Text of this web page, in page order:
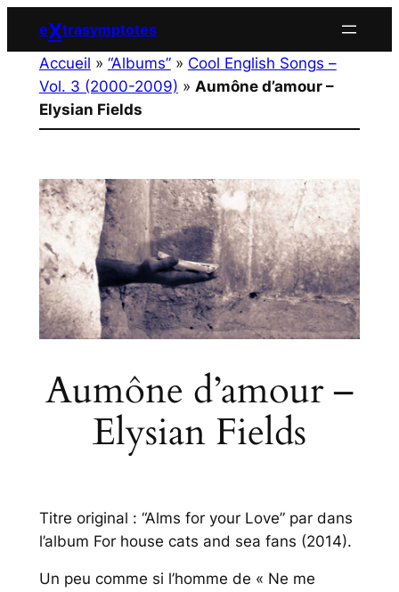
contenu
eXtrasymptotes
Accueil » “Albums”» Cool English Songs –
Vol. 3 (2000-2009) » Aumône d’amour –
Elysian Fields
Aumône d’amour –
Elysian Fields
Titre original : “Alms for your Love” par dans
l’album For house cats and sea fans (2014).
Un peu comme si l’homme de « Ne me